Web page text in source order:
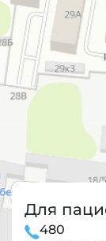
Для
480